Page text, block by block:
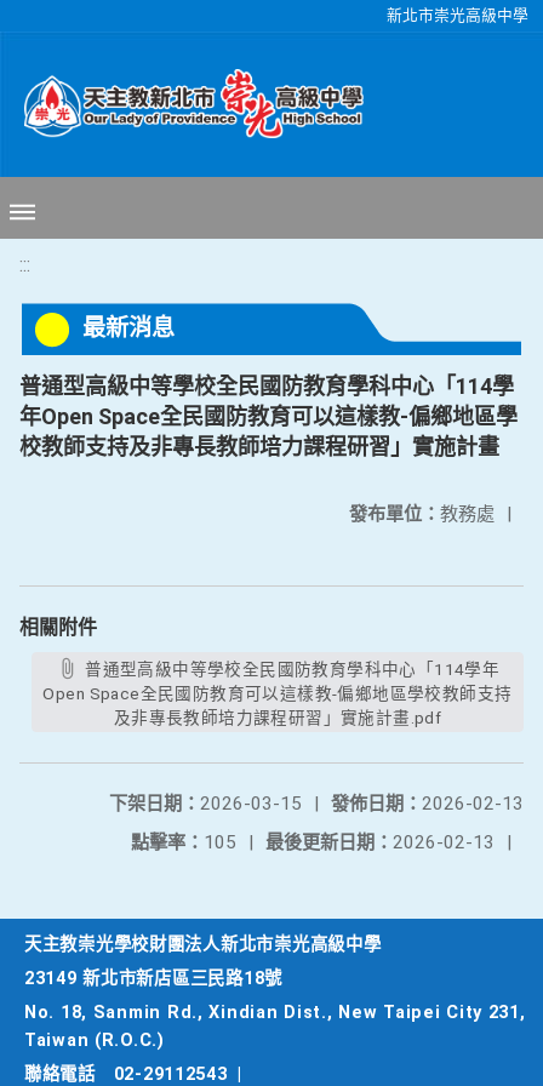
新北市崇光高級中學
:::
最新消息
普通型高級中等學校全民國防教育學科中心「114學
年Open Space全民國防教育可以這樣教-偏鄉地區學
校教師支持及非專長教師培力課程研習」實施計畫
發布單位： 教務處 |
相關附件
普通型高級中等學校全民國防教育學科中心「114學年
Open Space全民國防教育可以這樣教-偏鄉地區學校教師支持
及非專長教師培力課程研習」實施計畫.pdf
發佈日期： 2026-02-13
下架日期： 2026-03-15
|
最後更新日期： 2026-02-13 |
點擊率： 105 |
天主教崇光學校財團法人新北市崇光高級中學
23149 新北市新店區三民路18號
No. 18, Sanmin Rd., Xindian Dist., New Taipei City 231,
Taiwan (R.O.C.)
聯絡電話
02-29112543